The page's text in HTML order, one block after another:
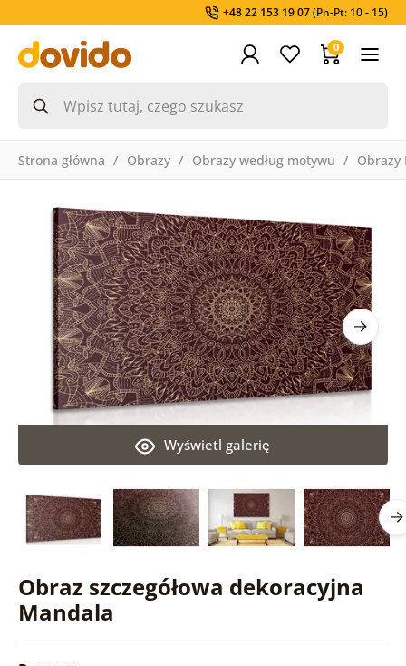
+48 22 153 19 07(Pn-Pt: 10 - 15)
0
Strona główna Obrazy Obrazy według motywu Obrazy
Obraz szczegółowa dekoracyjna
Mandala
Wyświetl galerię